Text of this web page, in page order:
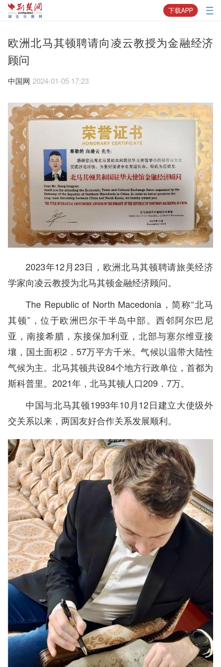
下载APP
欧洲北马其顿聘请向凌云教授为金融经济
顾问
中国网 2024-01-05 17:23
2023年12月23日，欧洲北马其顿聘请旅美经济
学家向凌云教授为北马其顿金融经济顾问。
The Republic of North Macedonia，简称“北马
其顿”，位于欧洲巴尔干半岛中部。西邻阿尔巴尼
亚，南接希腊，东接保加利亚，北部与塞尔维亚接
壤，国土面积2．57万平方千米。气候以温带大陆性
气候为主。北马其顿共设84个地方行政单位，首都为
斯科普里。2021年，北马其顿人口209．7万。
中国与北马其顿1993年10月12日建立大使级外
交关系以来，两国友好合作关系发展顺利。